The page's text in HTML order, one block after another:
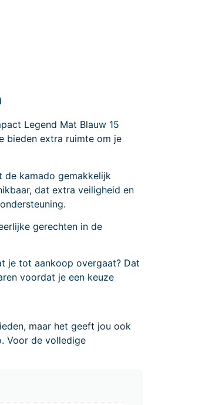
Legend Mat Blauw 15
bieden extra ruimte om je
de kamado gemakkelijk
dat extra veiligheid en
gerechten in de
je tot aankoop overgaat? Dat
voordat je een keuze
maar het geeft jou ook
Voor de volledige